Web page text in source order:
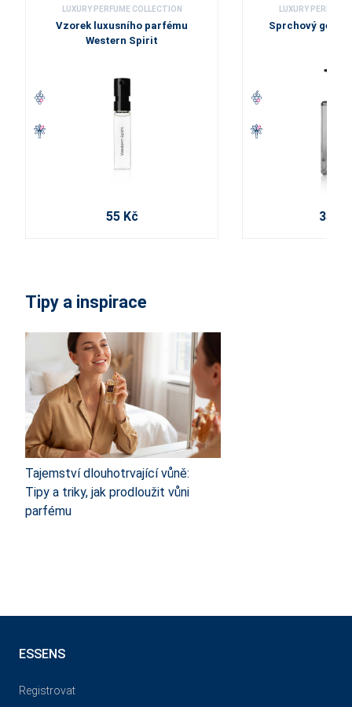
LUXURY PERFUME COLLECTION
Vzorek luxusního parfému
Western Spirit
55 Kč
LUXURY
Sprchový gel
355
Tipy a inspirace
Tajemství dlouhotrvající vůně:
Tipy a triky, jak prodloužit vůni
parfému
ESSENS
Registrovat